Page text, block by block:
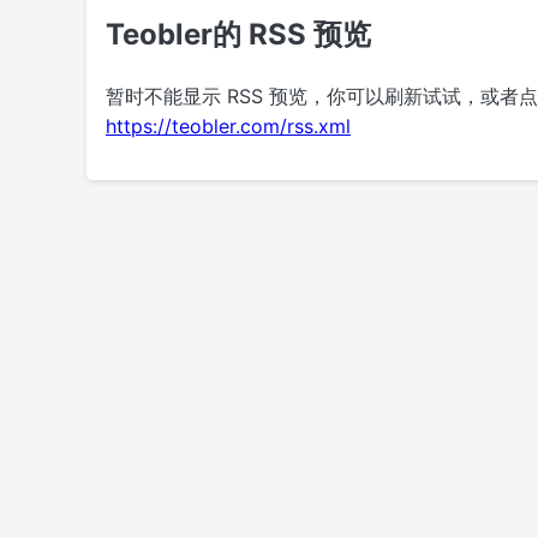
Teobler的 RSS 预览
暂时不能显示 RSS 预览，你可以刷新试试，或者
https://teobler.com/rss.xml